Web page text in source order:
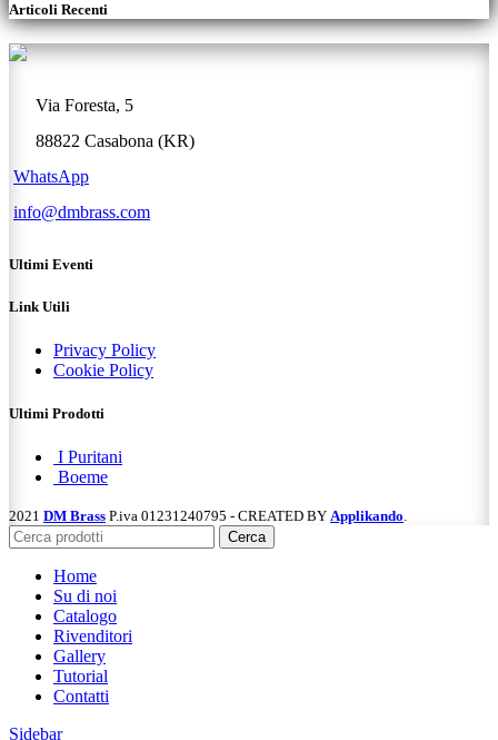
Articoli Recenti
Via Foresta, 5
88822 Casabona (KR)
WhatsApp
info@dmbrass.com
Ultimi Eventi
Link Utili
Privacy Policy
Cookie Policy
Ultimi Prodotti
I Puritani
Boeme
2021 DM Brass P.iva 01231240795 - CREATED BY Applikando.
Cerca
Home
Su di noi
Catalogo
Rivenditori
Gallery
Tutorial
Contatti
Sidebar